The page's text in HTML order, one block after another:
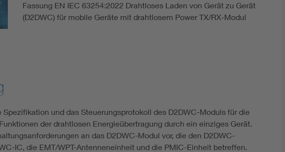
Cybersecurity in der Industrieautomatisierung
Fassung EN IEC 63254:2022 Drahtloses Laden von Gerät zu Gerät
(D2DWC) für mobile Geräte mit drahtlosem Power TX/RX-Modul
und das Steuerungsprotokoll des D2DWC-Moduls für die
der drahtlosen Energieübertragung durch ein einziges Gerät.
an das D2DWC-Modul vor, die den D2DWC-
IC, die EMT/WPT-Antenneneinheit und die PMIC-Einheit betreffen.